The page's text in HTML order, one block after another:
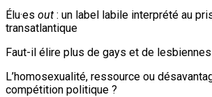
Élu·es out : un label labile interprété au
transatlantique
Faut-il élire plus de gays et de lesbiennes
L’homosexualité, ressource ou
compétition politique ?